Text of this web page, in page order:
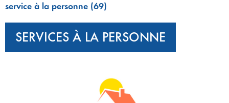
service à la personne (69)
SERVICES À LA PERSONNE